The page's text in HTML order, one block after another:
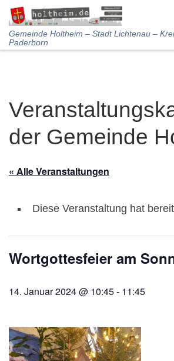
Skip to content
Gemeinde Holtheim – Stadt Lichtenau –
Paderborn
der Gemeinde
« Alle Veranstaltungen
Diese Veranstaltung hat
Wortgottesfeier am
14. Januar 2024 @ 10:45- 11:45